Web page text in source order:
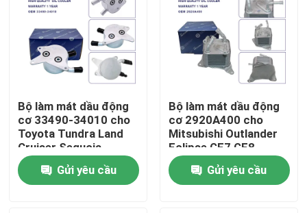
Video
Về chúng tôi
Chuyến tham quan nhà máy
Kiểm soát chất lượng
Bộ làm mát dầu động
cơ 33490-34010 cho
Toyota Tundra Land
Cruiser Sequoia
Gửi yêu cầu
Bộ làm mát dầu động
cơ 2920A400 cho
Mitsubishi Outlander
Eclipse GF7 GF8
2012-2016
Gửi yêu cầu